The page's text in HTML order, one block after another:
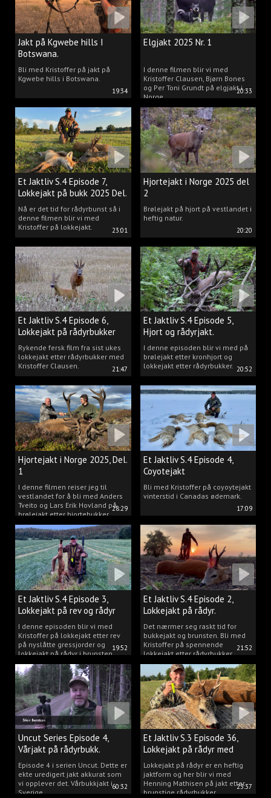
19:34
Jakt på Kgwebe hills I
Botswana.
Bli med Kristoffer på jakt på
Kgwebe hills i Botswana.
20:33
Elgjakt 2025 Nr. 1
I denne filmen blir vi med
Kristoffer Clausen, Bjørn Bones
og Per Toni Grundt på elgjakt i
Norge.
23:01
Et Jaktliv S.4 Episode 7,
Lokkejakt på bukk 2025 Del.
2
Nå er det tid for rådyrbunst så i
denne filmen blir vi med
Kristoffer på lokkejakt.
20:20
Hjortejakt i Norge 2025 del
2
Brølejakt på hjort på vestlandet i
heftig natur.
21:47
Et Jaktliv S.4 Episode 6,
Lokkejakt på rådyrbukker
2025 Del.1
Rykende fersk film fra sist ukes
lokkejakt etter rådyrbukker med
Kristoffer Clausen.
20:52
Et Jaktliv S.4 Episode 5,
Hjort og rådyrjakt.
I denne episoden blir vi med på
brølejakt etter kronhjort og
lokkejakt etter rådyrbukker.
28:29
Hjortejakt i Norge 2025, Del.
1
I denne filmen reiser jeg til
vestlandet for å bli med Anders
Tveito og Lars Erik Hovland på
brølejakt etter hjortebukker.
17:09
Et Jaktliv S.4 Episode 4,
Coyotejakt
Bli med Kristoffer på coyoytejakt
vinterstid i Canadas ødemark.
19:52
Et Jaktliv S.4 Episode 3,
Lokkejakt på rev og rådyr
2025.
I denne episoden blir vi med
Kristoffer på lokkejakt etter rev
på nyslåtte gressjorder og
lokkejakt på rådyr i brunsten.
21:52
Et Jaktliv S.4 Episode 2,
Lokkejakt på rådyr.
Det nærmer seg raskt tid for
bukkejakt og brunsten. Bli med
Kristoffer på spennende
lokkejakt etter rådyrbukker.
60:32
Uncut Series Episode 4,
Vårjakt på rådyrbukk.
Episode 4 i serien Uncut. Dette er
ekte uredigert jakt akkurat som
vi opplever det. Vårbukkjakt i
Sverige.
23:37
Et Jaktliv S.3 Episode 36,
Lokkejakt på rådyr med
Henning Mathisen
Lokkejakt på rådyr er en heftig
jaktform og her blir vi med
Henning Mathisen på jakt etter
brunstige rådyrbukker.